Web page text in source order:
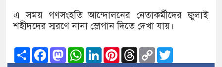
অবশেষে পদত্যাগ করলেন ভারতের
এ সময় গণসংহতি আন্দোলনের নেতাকর্মীদের জুলাই
শহীদদের স্মরণে নানা স্লোগান দিতে দেখা যায়।
ShareFacebook
Mastodon
WhatsApp
LinkedInPinterest
Threads
Copy
Link